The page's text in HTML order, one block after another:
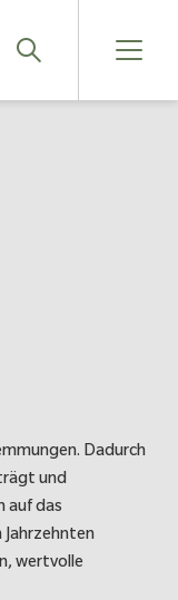
Dadurch
und
auf das
wertvolle